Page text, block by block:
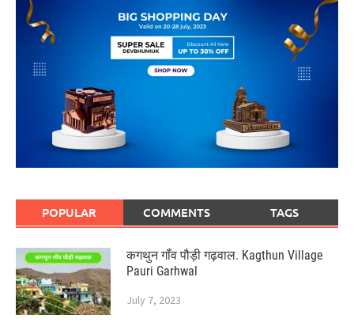
POPULAR COMMENTS TAGS
कगथुन गॉंव पौड़ी गढ़वाल. Kagthun Village
Pauri Garhwal
July 7, 2023